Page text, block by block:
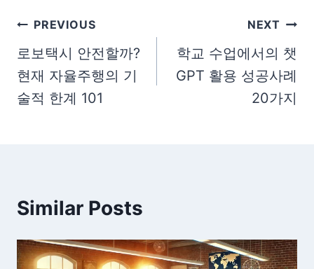
Post
navigation
PREVIOUS
로보택시 안전할까?
현재 자율주행의 기
술적 한계 101
NEXT
학교 수업에서의 챗
GPT 활용 성공사례
20가지
Similar Posts